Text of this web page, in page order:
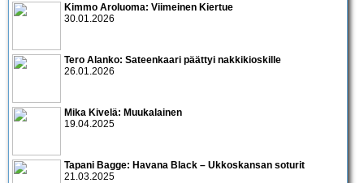
Kimmo Aroluoma: Viimeinen Kiertue
30.01.2026
Tero Alanko: Sateenkaari päättyi nakkikioskille
26.01.2026
Mika Kivelä: Muukalainen
19.04.2025
Tapani Bagge: Havana Black – Ukkoskansan soturit
21.03.2025